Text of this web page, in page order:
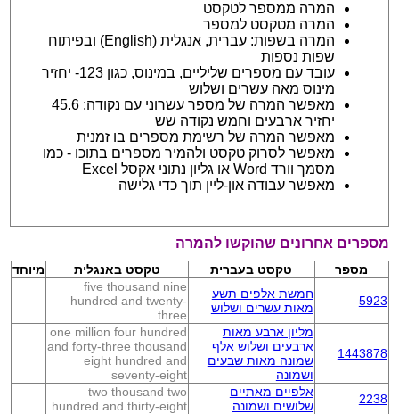
המרה ממספר לטקסט
המרה מטקסט למספר
המרה בשפות: עברית, אנגלית (English) ובפיתוח
שפות נספות
עובד עם מספרים שליליים, במינוס, כגון 123- יחזיר
מינוס מאה עשרים ושלוש
מאפשר המרה של מספר עשרוני עם נקודה: 45.6
יחזיר ארבעים וחמש נקודה שש
מאפשר המרה של רשימת מספרים בו זמנית
מאפשר לסרוק טקסט ולהמיר מספרים בתוכו - כמו
מסמך וורד Word או גליון נתוני אקסל Excel
מאפשר עבודה און-ליין תוך כדי גלישה
מספרים אחרונים שהוקשו להמרה
מספר טקסט בעברית טקסט באנגלית מיוחד
5923
חמשת אלפים תשע
מאות עשרים ושלוש
five thousand nine
hundred and twenty-
three
1443878
מליון ארבע מאות
ארבעים ושלוש אלף
שמונה מאות שבעים
ושמונה
one million four hundred
and forty-three thousand
eight hundred and
seventy-eight
2238
אלפיים מאתיים
שלושים ושמונה
two thousand two
hundred and thirty-eight